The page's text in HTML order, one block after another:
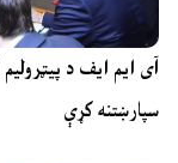
سپارښتنه کړې